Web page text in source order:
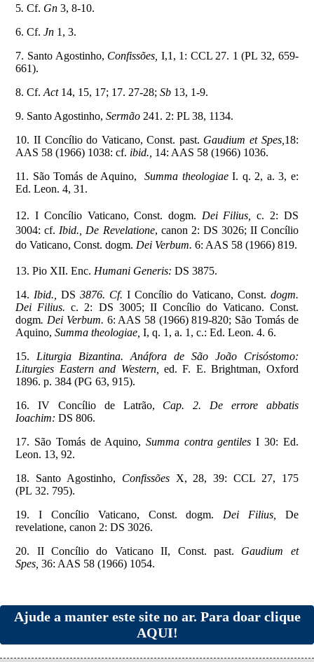
5. Cf. Gn 3, 8-10.
6. Cf. Jn 1, 3.
7. Santo Agostinho, Confissões, I,1, 1: CCL 27. 1 (PL 32, 659-
661).
8. Cf. Act 14, 15, 17; 17. 27-28; Sb 13, 1-9.
9. Santo Agostinho, Sermão 241. 2: PL 38, 1134.
10. II Concílio do Vaticano, Const. past. Gaudium et Spes, 18:
AAS 58 (1966) 1038: cf. ibid., 14: AAS 58 (1966) 1036.
11. São Tomás de Aquino,
Summa theologiae I. q. 2, a. 3, e:
Ed. Leon. 4, 31.
12. I Concílio Vaticano, Const. dogm. Dei Filius,
c. 2: DS
3004: cf. Ibid., De Revelatione, canon 2: DS 3026; II Concílio
do Vaticano, Const. dogm. Dei Verbum. 6: AAS 58 (1966) 819.
13. Pio XII. Enc. Humani Generis: DS 3875.
14. Ibid., DS 3876. Cf. I Concílio do Vaticano, Const. dogm.
Dei Filius. c. 2: DS 3005; II Concílio do Vaticano. Const.
dogm. Dei Verbum. 6: AAS 58 (1966) 819-820; São Tomás de
Aquino, Summa theologiae, I, q. 1, a. 1, c.: Ed. Leon. 4. 6.
15.
Liturgia Bizantina. Anáfora de São João Crisóstomo:
Liturgies Eastern and Western,
ed. F. E. Brightman, Oxford
1896. p. 384 (PG 63, 915).
16. IV Concílio de Latrão,
Cap. 2. De errore abbatis
Ioachim: DS 806.
17. São Tomás de Aquino, Summa contra gentiles I 30: Ed.
Leon. 13, 92.
18. Santo Agostinho,
Confissões X, 28, 39: CCL 27, 175
(PL 32. 795).
19. I Concílio Vaticano, Const. dogm.
Dei Filius,
De
revelatione, canon 2: DS 3026.
20. II Concílio do Vaticano II, Const. past.
Gaudium et
Spes, 36: AAS 58 (1966) 1054.
Ajude a manter este site no ar. Para doar clique
AQUI!